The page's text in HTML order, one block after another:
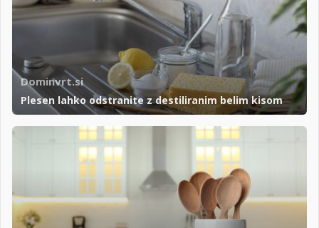
Dominvrt.si
Plesen lahko odstranite z destiliranim belim kisom